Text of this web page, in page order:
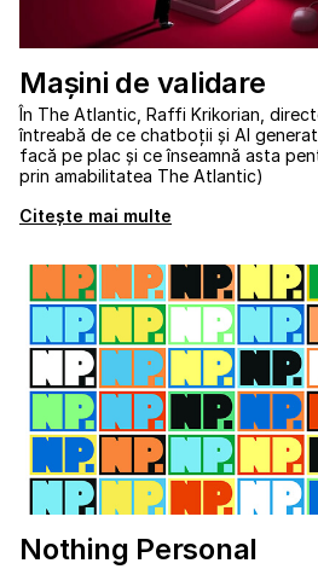
Mașini de validare
În The Atlantic, Raffi Krikorian,
întreabă de ce chatboții și AI
facă pe plac și ce înseamnă asta
prin amabilitatea The Atlantic)
Citește mai multe
Nothing Personal